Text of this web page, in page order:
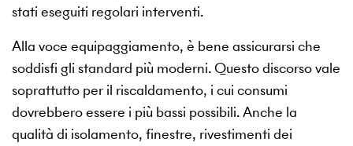
stati eseguiti regolari interventi.
Alla voce equipaggiamento, è bene assicurarsi che
soddisfi gli standard più moderni. Questo discorso vale
soprattutto per il riscaldamento, i cui consumi
dovrebbero essere i più bassi possibili. Anche la
qualità di isolamento, finestre, rivestimenti dei